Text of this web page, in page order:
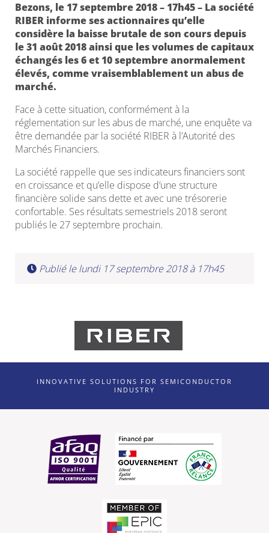
Bezons, le 17 septembre 2018 – 17h45 – La société
RIBER informe ses actionnaires qu’elle
considère la baisse brutale de son cours depuis
le 31 août 2018 ainsi que les volumes de capitaux
échangés les 6 et 10 septembre anormalement
élevés, comme vraisemblablement un abus de
marché.
Face à cette situation, conformément à la
réglementation sur les abus de marché, une enquête va
être demandée par la société RIBER à l’Autorité des
Marchés Financiers.
La société rappelle que ses indicateurs financiers sont
en croissance et qu’elle dispose d’une structure
financière solide sans dette et avec une trésorerie
confortable. Ses résultats semestriels 2018 seront
publiés le 27 septembre prochain.
Publié le lundi 17 septembre 2018 à 17h45
INNOVATIVE SOLUTIONS FOR SEMICONDUCTOR
INDUSTRY